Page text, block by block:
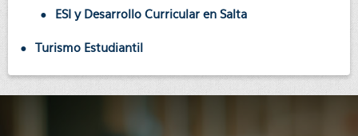
ESI y Desarrollo Curricular en Salta
Turismo Estudiantil